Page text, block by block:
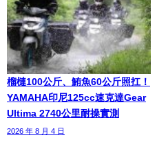
榴槤100公斤、鮪魚60公斤照扛！
YAMAHA印尼125cc速克達Gear
Ultima 2740公里耐操實測
2026 年 8 月 4 日